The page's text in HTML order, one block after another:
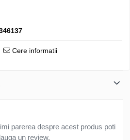
Cere informatii
parerea despre acest produs poti
un review.